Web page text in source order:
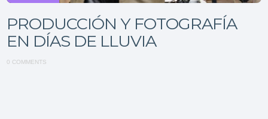
PRODUCCIÓN Y FOTOGRAFÍA
EN DÍAS DE LLUVIA
0 COMMENTS